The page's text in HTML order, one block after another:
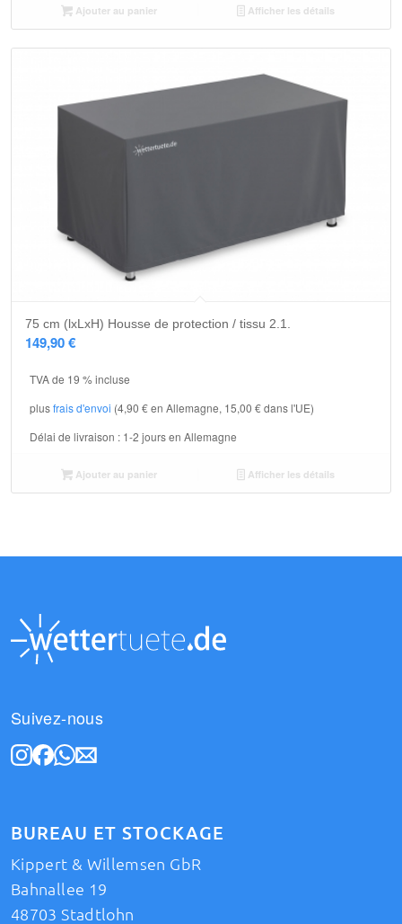
Ajouter au panier Afficher les détails
75 cm (lxLxH) Housse de protection / tissu 2.1.
149,90€
TVA de 19 % incluse
plusfrais d'envoi (4,90 € en Allemagne, 15,00 € dans l'UE)
Délai de livraison : 1-2 jours en Allemagne
Ajouter au panier Afficher les détails
Suivez-nous
BUREAU ET STOCKAGE
Kippert & Willemsen GbR
Bahnallee 19
48703 Stadtlohn